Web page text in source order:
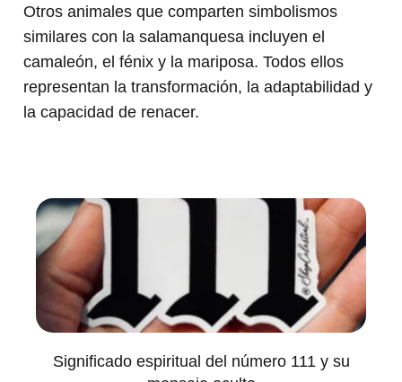
Otros animales que comparten simbolismos
similares con la salamanquesa incluyen el
camaleón, el fénix y la mariposa. Todos ellos
representan la transformación, la adaptabilidad y
la capacidad de renacer.
Significado espiritual del número 111 y su